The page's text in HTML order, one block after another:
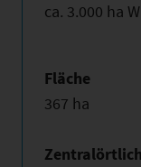
ca. 3.000 ha
Fläche
367 ha